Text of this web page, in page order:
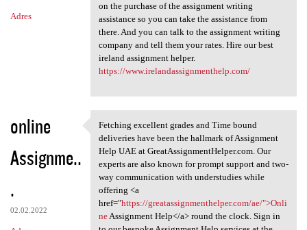
Adres
on the purchase of the assignment writing
assistance so you can take the assistance from
there. And you can talk to the assignment writing
company and tell them your rates. Hire our best
ireland assignment helper.
https://www.irelandassignmenthelp.com/
online
Assignme..
.
02.02.2022
Fetching excellent grades and
Fetching excellent grades and Time bound
deliveries have been the hallmark of Assignment
Help UAE at GreatAssignmentHelper.com. Our
experts are also known for prompt support and two-
way communication with understudies while
offering <a
href="https://greatassignmenthelper.com/ae/">Onli
neAssignment Help</a> round the clock. Sign in